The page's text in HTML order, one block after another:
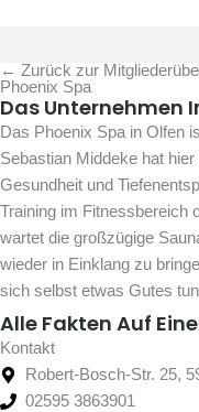
springen
← Zurück zur
Phoenix Spa
Das Unternehmen
Das Phoenix Spa in Olfen
Sebastian Middeke hat
Gesundheit und
Training im Fitnessbereich
wartet die großzügige
wieder in Einklang zu
sich selbst etwas Gutes
Alle Fakten Auf
Kontakt
Robert-Bosch-Str. 25,
02595 3863901